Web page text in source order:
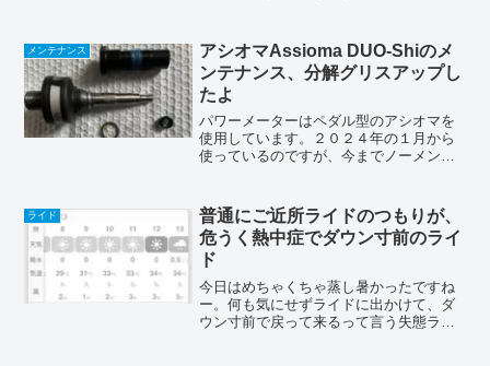
リムテープ圧着中。念には念を入れた😅
チューブタイ...
メンテナンス
アシオマAssioma DUO-Shiのメ
ンテナンス、分解グリスアップし
たよ
パワーメーターはペダル型のアシオマを
使用しています。２０２４年の１月から
使っているのですが、今までノーメンテ
で、分解してメンテナンスをする事にし
ました。”注意”分解組み...
ライド
普通にご近所ライドのつもりが、
危うく熱中症でダウン寸前のライ
ド
今日はめちゃくちゃ蒸し暑かったですね
ー。何も気にせずライドに出かけて、ダ
ウン寸前で戻って来るって言う失態ライ